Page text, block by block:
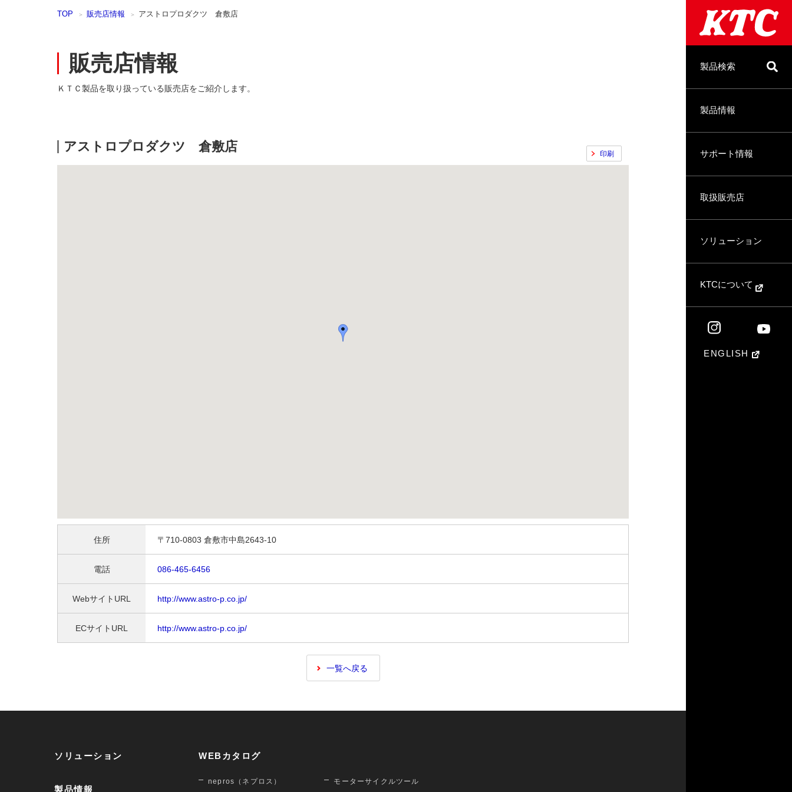
製品検索
製品情報
サポート情報
取扱販売店
ソリューション
KTCについて
ENGLISH
TOP 販売店情報 アストロプロダクツ 倉敷店
販売店情報
ＫＴＣ製品を取り扱っている販売店をご紹介します。
アストロプロダクツ 倉敷店 印刷
住所 〒710-0803 倉敷市中島2643-10
電話 086-465-6456
WebサイトURL http://www.astro-p.co.jp/
ECサイトURL http://www.astro-p.co.jp/
一覧へ戻る
ソリューション
製品情報
WEBカタログ
nepros（ネプロス） モーターサイクルツール